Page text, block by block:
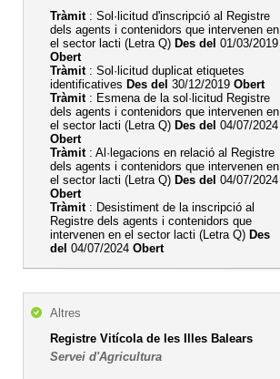
Tràmit: Sol·licitud d'inscripció al Registre
dels agents i contenidors que intervenen en
el sector lacti (Letra Q) Des del 01/03/2019
Obert
Tràmit: Sol·licitud duplicat etiquetes
identificatives Des del 30/12/2019 Obert
Tràmit: Esmena de la sol·licitud Registre
dels agents i contenidors que intervenen en
el sector lacti (Letra Q) Des del 04/07/2024
Obert
Tràmit: Al·legacions en relació al Registre
dels agents i contenidors que intervenen en
el sector lacti (Letra Q) Des del 04/07/2024
Obert
Tràmit: Desistiment de la inscripció al
Registre dels agents i contenidors que
intervenen en el sector lacti (Letra Q) Des
del 04/07/2024 Obert
Altres
Registre Vitícola de les Illes Balears
Servei d'Agricultura